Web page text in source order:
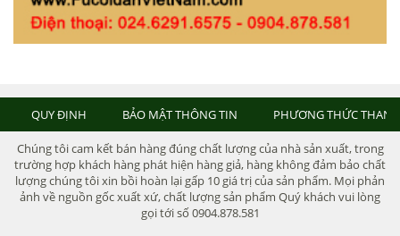
QUY ĐỊNH BẢO MẬT THÔNG TIN PHƯƠNG THỨC
Chúng tôi cam kết bán hàng đúng chất lượng của nhà sản xuất, trong
trường hợp khách hàng phát hiện hàng giả, hàng không đảm bảo chất
lượng chúng tôi xin bồi hoàn lại gấp 10 giá trị của sản phẩm. Mọi phản
ảnh về nguồn gốc xuất xứ, chất lượng sản phẩm Quý khách vui lòng
gọi tới số 0904.878.581